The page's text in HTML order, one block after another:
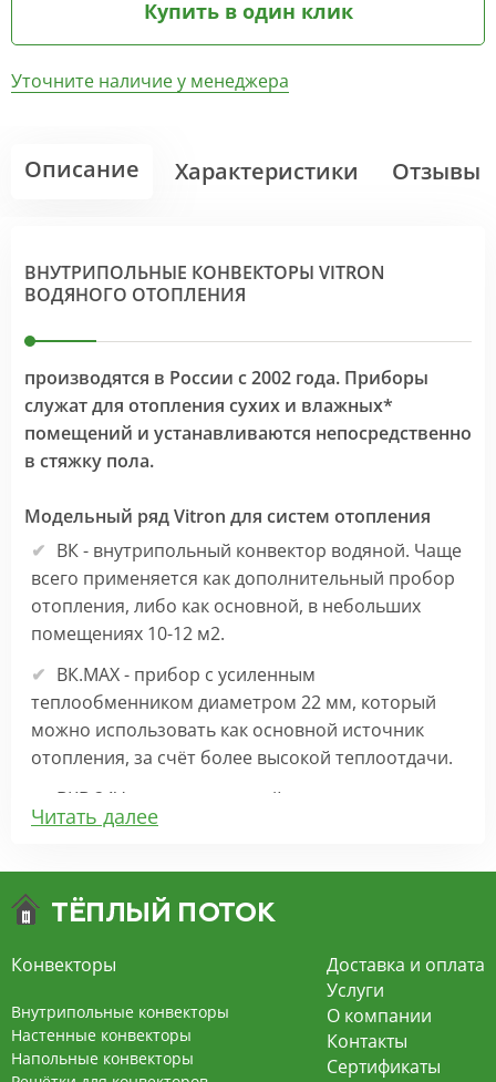
Купить в один клик
Уточните наличие у менеджера
Описание Характеристики Отзывы
ВНУТРИПОЛЬНЫЕ КОНВЕКТОРЫ VITRON
ВОДЯНОГО ОТОПЛЕНИЯ
производятся в России с 2002 года. Приборы
служат для отопления сухих и влажных*
помещений и устанавливаются непосредственно
в стяжку пола.
Модельный ряд Vitron для систем отопления
ВК - внутрипольный конвектор водяной. Чаще
всего применяется как дополнительный пробор
отопления, либо как основной, в небольших
помещениях 10-12 м2.
ВК.МАХ - прибор с усиленным
теплообменником диаметром 22 мм, который
можно использовать как основной источник
отопления, за счёт более высокой теплоотдачи.
ВКВ 24V – внутрипольный конвектор
отопления с вентилятором на 24В подходит для
экономит электроэнергию и бесшумно работает.
конвекцией на 220В. За счет тангенциального
вентилятора создает принудительную
конвекцию, что позволяет обогревать
помещения большой площади.
Читать далее
Конвекторы
Внутрипольные конвекторы
Настенные конвекторы
Напольные конвекторы
Доставка и оплата
Услуги
О компании
Контакты
Сертификаты